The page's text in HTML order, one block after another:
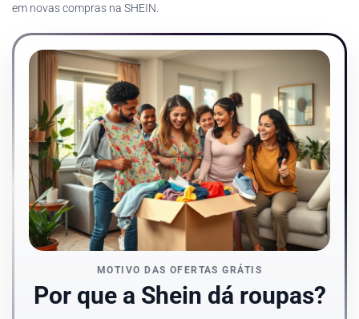
em novas compras na SHEIN.
MOTIVO DAS OFERTAS GRÁTIS
Por que a Shein dá roupas?